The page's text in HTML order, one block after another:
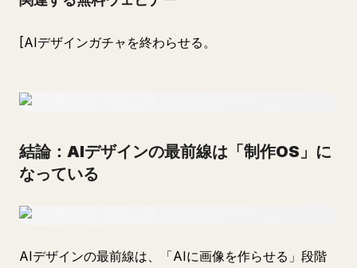
[AIデザインガチャを終わらせる。
結論：AIデザインの最前線は「制作OS」に
なっている
AIデザインの最前線は、「AIに画像を作らせる」段階